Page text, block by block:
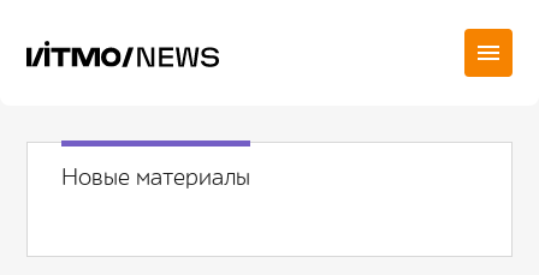
Новые материалы